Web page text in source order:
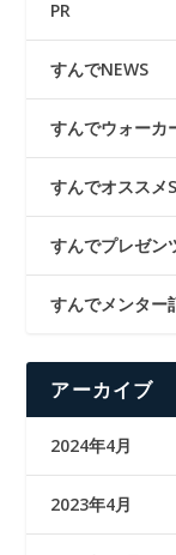
PR
すんでNEWS
すんでウォーカ
すんでオススメ
すんでプレゼン
すんでメンター
アーカイブ
2024年4月
2023年4月